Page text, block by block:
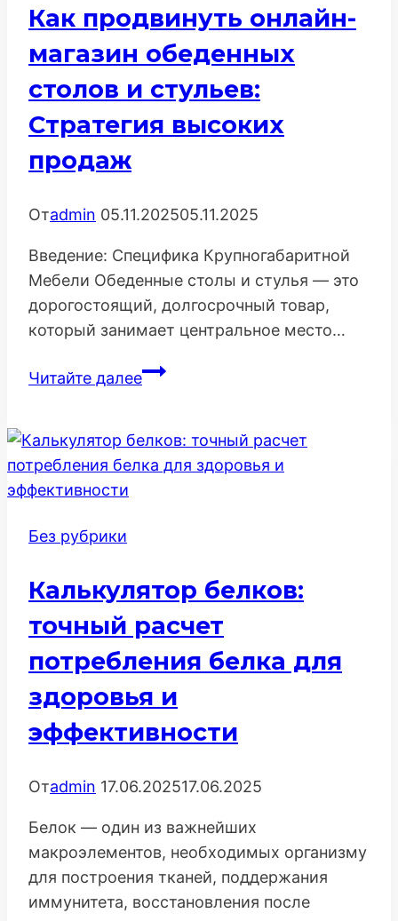
Как продвинуть онлайн-
магазин обеденных
столов и стульев:
Стратегия высоких
продаж
Отadmin 05.11.202505.11.2025
Введение: Специфика Крупногабаритной
Мебели Обеденные столы и стулья — это
дорогостоящий, долгосрочный товар,
который занимает центральное место…
Читайте далееКак
магазин
обеденных
высоких
продаж
Без рубрики
Калькулятор белков:
точный расчет
потребления белка для
здоровья и
эффективности
Отadmin 17.06.202517.06.2025
Белок — один из важнейших
макроэлементов, необходимых организму
для построения тканей, поддержания
иммунитета, восстановления после